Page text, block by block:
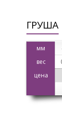
ГРУША
мм
вес
цена